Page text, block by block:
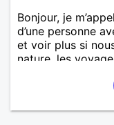
Bonjour, je
d’une personne
et voir plus si
nature, les
en temps ;-)Je
dont je m’occupe
près tous les
trop fan de Jul).